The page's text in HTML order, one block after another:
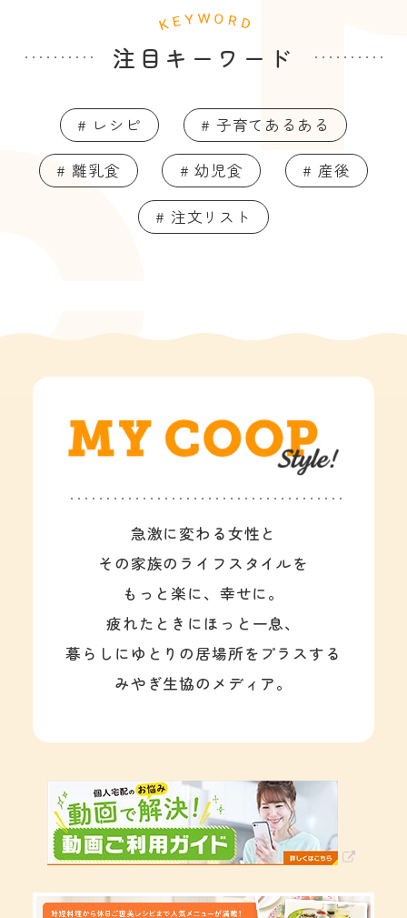
注目キーワード
# レシピ # 子育てあるある
# 離乳食 # 幼児食 # 産後
# 注文リスト
急激に変わる女性と
その家族のライフスタイルを
もっと楽に、幸せに。
疲れたときにほっと一息、
暮らしにゆとりの居場所をプラスする
みやぎ生協のメディア。